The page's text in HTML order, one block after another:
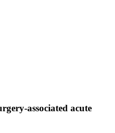
associated acute